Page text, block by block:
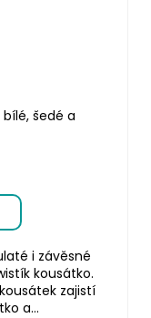
šedé a
i závěsné
kousátko.
zajistí
a...